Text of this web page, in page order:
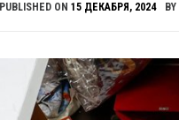
PUBLISHED ON 15 ДЕКАБРЯ, 2024 BY